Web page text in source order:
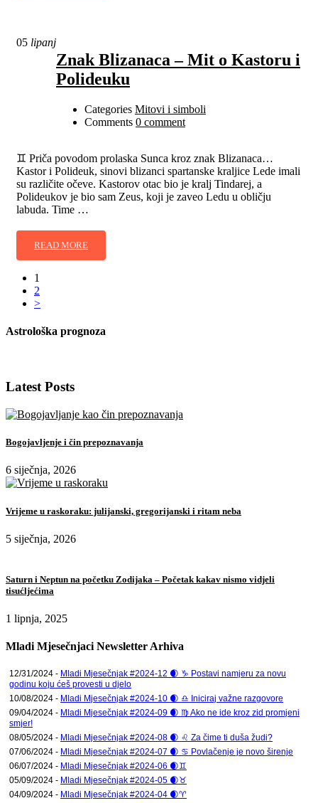
05 lipanj
Znak Blizanaca – Mit o Kastoru i
Polideuku
Categories Mitovi i simboli
Comments 0 comment
♊ Priča povodom prolaska Sunca kroz znak Blizanaca…
Kastor i Polideuk, sinovi blizanci spartanske kraljice Lede imali
su različite očeve. Kastorov otac bio je kralj Tindarej, a
Polideukov je bio sam Zeus, koji je zaveo Ledu u obličju
labuda. Time …
READ MORE
1
2
>
Astrološka prognoza
Latest Posts
Bogojavljenje i čin prepoznavanja
6 siječnja, 2026
Vrijeme u raskoraku: julijanski, gregorijanski i ritam neba
5 siječnja, 2026
Saturn i Neptun na početku Zodijaka – Početak kakav nismo vidjeli
tisućljećima
1 lipnja, 2025
Mladi Mjesečnjaci Newsletter Arhiva
12/31/2024 - Mladi Mjesečnjak #2024-12 🌒 ♑ Postavi namjeru za novu
godinu koju ćeš provesti u djelo
10/08/2024 - Mladi Mjesečnjak #2024-10 🌒 ♎ Iniciraj važne razgovore
09/04/2024 - Mladi Mjesečnjak #2024-09 🌒 ♍ Ako ne ide kroz zid promjeni
smjer!
08/05/2024 - Mladi Mjesečnjak #2024-08 🌒 ♌ Za čime ti duša žudi?
07/06/2024 - Mladi Mjesečnjak #2024-07 🌒 ♋ Povlačenje je novo širenje
06/07/2024 - Mladi Mjesečnjak #2024-06 🌒♊
05/09/2024 - Mladi Mjesečnjak #2024-05 🌒♉
04/09/2024 - Mladi Mjesečnjak #2024-04 🌒♈